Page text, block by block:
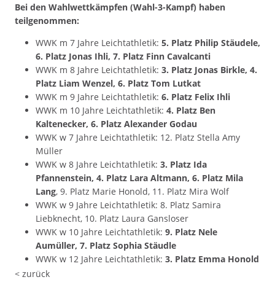
Bei den Wahlwettkämpfen (Wahl-3-Kampf) haben
teilgenommen:
WWK m 7 Jahre Leichtathletik: 5. Platz Philip Stäudele,
6. Platz Jonas Ihli, 7. Platz Finn Cavalcanti
WWK m 8 Jahre Leichtathletik: 3. Platz Jonas Birkle, 4.
Platz Liam Wenzel, 6. Platz Tom Lutkat
WWK m 9 Jahre Leichtathletik: 6. Platz Felix Ihli
WWK m 10 Jahre Leichtathletik: 4. Platz Ben
Kaltenecker, 6. Platz Alexander Godau
WWK w 7 Jahre Leichtathletik: 12. Platz Stella Amy
Müller
WWK w 8 Jahre Leichtathletik: 3. Platz Ida
Pfannenstein, 4. Platz Lara Altmann, 6. Platz Mila
Lang, 9. Platz Marie Honold, 11. Platz Mira Wolf
WWK w 9 Jahre Leichtathletik: 8. Platz Samira
Liebknecht, 10. Platz Laura Gansloser
WWK w 10 Jahre Leichtathletik: 9. Platz Nele
Aumüller, 7. Platz Sophia Stäudle
WWK w 12 Jahre Leichtathletik: 3. Platz Emma Honold
< zurück